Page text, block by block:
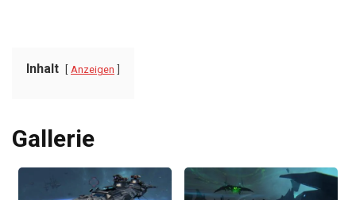
Inhalt Anzeigen
Gallerie